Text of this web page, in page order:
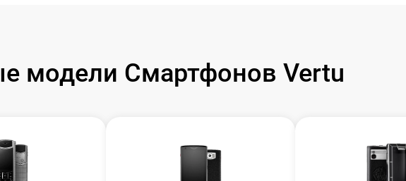
модели Смартфонов Vertu